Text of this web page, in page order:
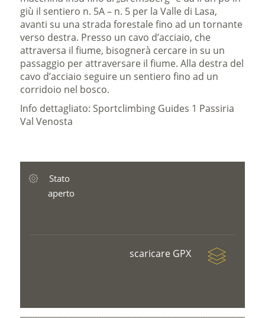
giù il sentiero n. 5A – n. 5 per la Valle di Lasa,
avanti su una strada forestale fino ad un tornante
verso destra. Presso un cavo d’acciaio, che
attraversa il fiume, bisognerà cercare in su un
passaggio per attraversare il fiume. Alla destra del
cavo d’acciaio seguire un sentiero fino ad un
corridoio nel bosco.
Info dettagliato: Sportclimbing Guides 1 Passiria
Val Venosta
Stato
aperto
scaricare GPX